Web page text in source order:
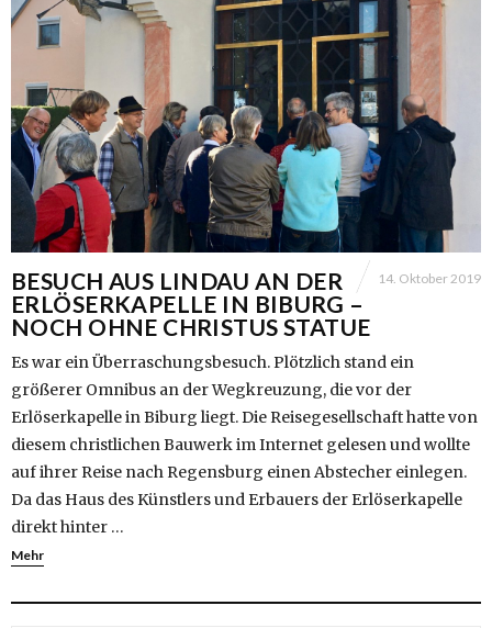
BESUCH AUS LINDAU AN DER
ERLÖSERKAPELLE IN BIBURG –
NOCH OHNE CHRISTUS STATUE
14. Oktober 2019
Es war ein Überraschungsbesuch. Plötzlich stand ein
größerer Omnibus an der Wegkreuzung, die vor der
Erlöserkapelle in Biburg liegt. Die Reisegesellschaft hatte von
diesem christlichen Bauwerk im Internet gelesen und wollte
auf ihrer Reise nach Regensburg einen Abstecher einlegen.
Da das Haus des Künstlers und Erbauers der Erlöserkapelle
direkt hinter …
Mehr